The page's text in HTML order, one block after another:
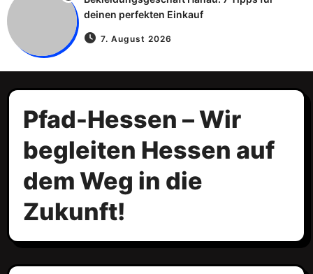
deinen perfekten Einkauf
7. August 2026
Pfad-Hessen – Wir
begleiten Hessen auf
dem Weg in die
Zukunft!